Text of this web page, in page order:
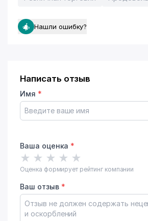
Нашли ошибку?
Написать отзыв
Имя *
Ваша оценка *
★ ★ ★ ★ ★
Оценка формирует рейтинг компании
Ваш отзыв *